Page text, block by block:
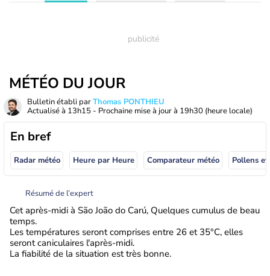
MÉTÉO DU JOUR
Bulletin établi parThomas PONTHIEU
Actualisé à 13h15 - Prochaine mise à jour à 19h30 (heure locale)
En bref
Radar météo Heure par Heure Comparateur météo Pollens
Résumé de l’expert
Cet après-midi à São João do Carú, Quelques cumulus de beau
temps.
Les températures seront comprises entre 26 et 35°C, elles
seront caniculaires l'après-midi.
La fiabilité de la situation est très bonne.